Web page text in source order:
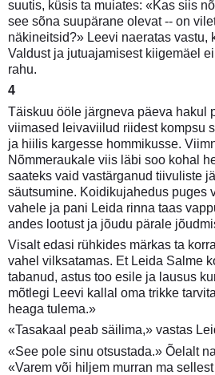
suutis, küsis ta muiates: «Kas siis
see sõna suupärane olevat -- on
näkineitsid?» Leevi naeratas vastu,
Valdust ja jutuajamisest kiigemäel
rahu.
4
Täiskuu ööle järgneva päeva hakul
viimased leivaviilud riidest kompsu
ja hiilis kargesse hommikusse.
Nõmmeraukale viis läbi soo kohal
saateks vaid vastärganud tiivuliste
säutsumine. Koidikujahedus puges
vahele ja pani Leida rinna taas
andes lootust ja jõudu pärale
Visalt edasi rühkides märkas ta
vahel vilksatamas. Et Leida Salme
tabanud, astus too esile ja lausus
mõtlegi Leevi kallal oma trikke
heaga tulema.»
«Tasakaal peab säilima,» vastas
«See pole sinu otsustada.» Õelalt
«Varem või hiljem murran ma